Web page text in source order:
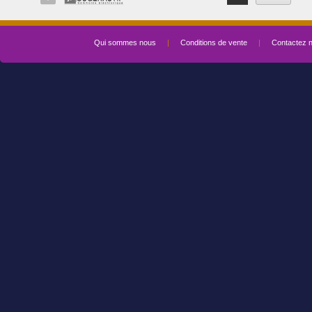
Qui sommes nous | Conditions de vente | Contactez